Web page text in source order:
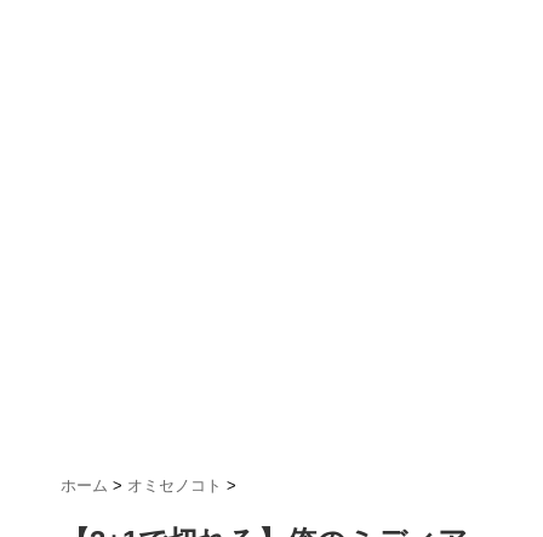
ホーム > オミセノコト >